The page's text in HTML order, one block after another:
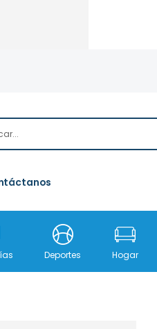
Deportes Hogar